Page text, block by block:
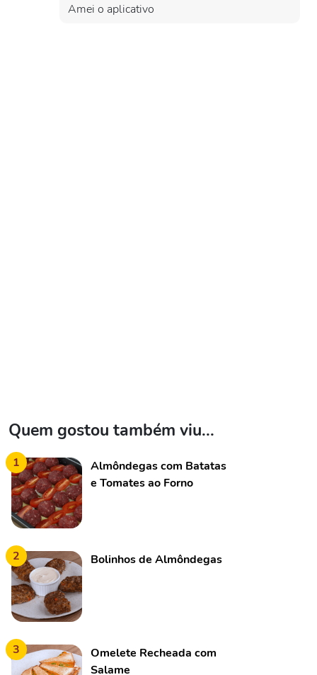
Amei o aplicativo
Quem gostou também viu...
1
Almôndegas com Batatas
e Tomates ao Forno
2 Bolinhos de Almôndegas
3
Omelete Recheada com
Salame